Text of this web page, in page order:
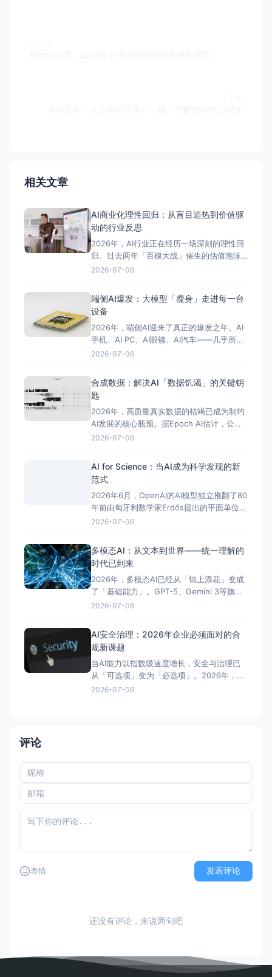
相关文章
AI商业化理性回归：从盲目追热到价值驱
动的行业反思
2026年，AI行业正在经历一场深刻的理性回
归。过去两年「百模大战」催生的估值泡沫
正在被市场消化，投资人和企业从「怕错
心的AI投资，转向能产生实际收入的Agent赛
2026-07-06
端侧AI爆发：大模型「瘦身」走进每一台
设备
2026年，端侧AI迎来了真正的爆发之年。AI
手机、AI PC、AI眼镜、AI汽车——几乎所有
智能设备都在将AI推理能力从云端迁移到本
800亿美元。驱动这一爆发的核心动力是小模
型的成熟——曾经只有千亿参数大模型才
2026-07-06
合成数据：解决AI「数据饥渴」的关键钥
匙
2026年，高质量真实数据的枯竭已成为制约
AI发展的核心瓶颈。据Epoch AI估计，公共
互联网上的高质量文本数据将在2026-2027
据——正从「不得已的替代品」转变为「精
心设计的战略资源」。 合成数据的优势显而
易见
2026-07-06
AI for Science：当AI成为科学发现的新
范式
2026年6月，OpenAI的AI模型独立推翻了80
年前由匈牙利数学家Erdős提出的平面单位距
离猜想的核心假设，这是AI首次自主解决一
——AI已经从辅助计算工具进化为真正的科
2026-07-06
多模态AI：从文本到世界——统一理解的
时代已到来
2026年，多模态AI已经从「锦上添花」变成
了「基础能力」。GPT-5、Gemini 3等旗舰
模型原生支持文本、图像、音频、视频的统
在深刻改变内容创作、教育培训、医疗诊断
等各行各业的作业方式。 在设计领域，AI能
够理解
2026-07-06
AI安全治理：2026年企业必须面对的合
规新课题
当AI能力以指数级速度增长，安全与治理已
从「可选项」变为「必选项」。2026年，美
国加州SB 53法案正式生效，成为美国首部前
2026-07-06
评论
表情 发表评论
还没有评论，来说两句吧